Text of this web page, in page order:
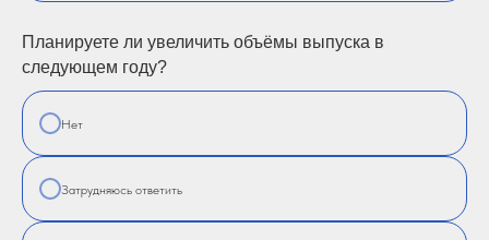
Планируете ли увеличить объёмы выпуска в
следующем году?
Нет
Затрудняюсь ответить